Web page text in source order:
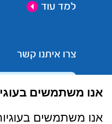
אנו משתמשים
אנו משתמשים
למד עוד
צרו איתנו קשר